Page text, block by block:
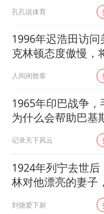
奋
孔孔说体育
1996年迟浩田访问
克林顿态度傲慢，
人间闲散客
1965年印巴战争，
为什么会帮助巴基
记录天下风云
1924年列宁去世后
林对他漂亮的妻子
刘饶爱下厨